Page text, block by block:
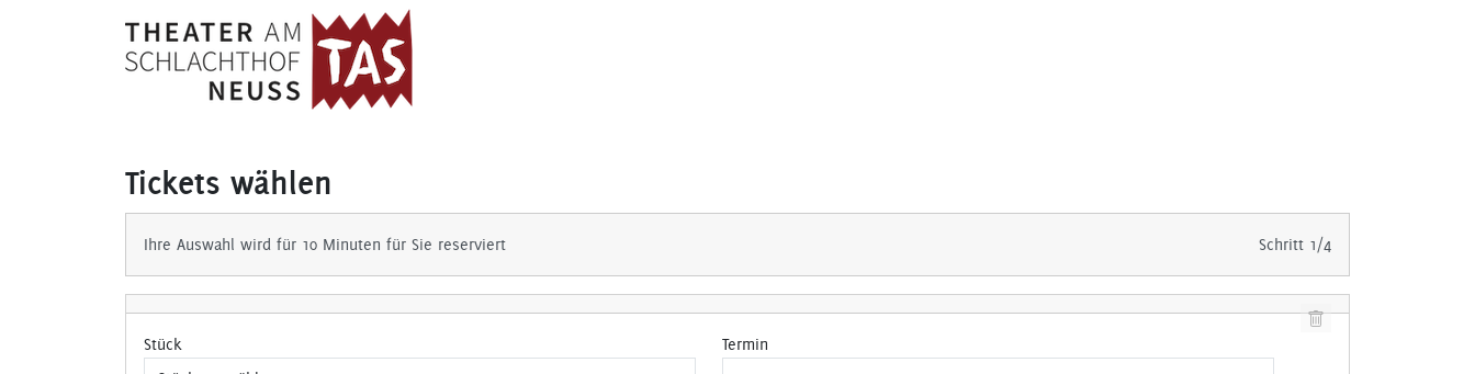
Tickets wählen
Ihre Auswahl wird für 10 Minuten für Sie reserviert Schritt 1/4
Stück Termin